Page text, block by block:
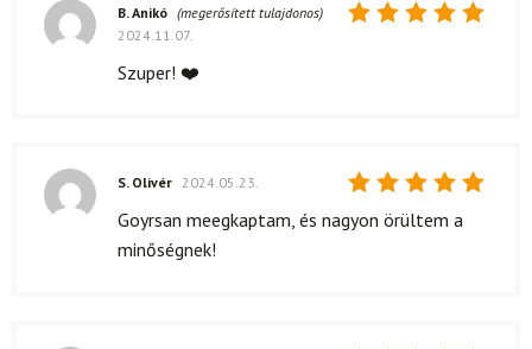
B. Anikó (megerősített tulajdonos)
2024.11.07.
Szuper! ❤️
Értékelés:
5
S. Olivér 2024.05.23.
Goyrsan meegkaptam, és nagyon örültem a
minőségnek!